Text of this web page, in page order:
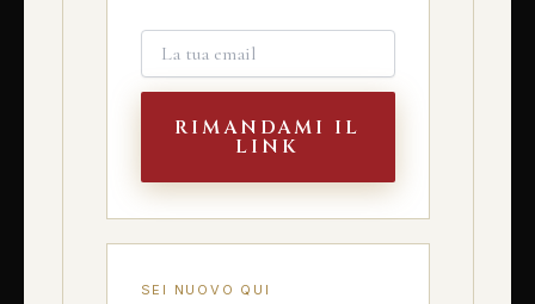
RIMANDAMI IL
LINK
SEI NUOVO QUI